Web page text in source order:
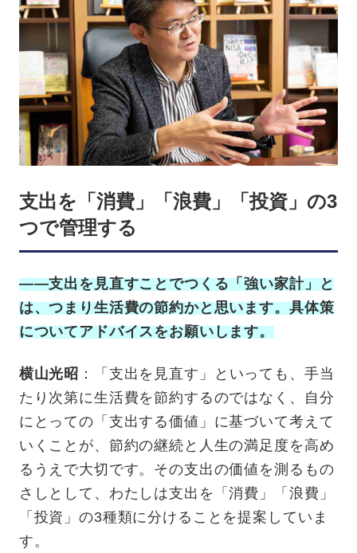
支出を「消費」「浪費」「投資」の3
つで管理する
——支出を見直すことでつくる「強い家計」と
は、つまり生活費の節約かと思います。具体策
についてアドバイスをお願いします。
横山光昭 ：「支出を見直す」といっても、手当
たり次第に生活費を節約するのではなく、自分
にとっての「支出する価値」に基づいて考えて
いくことが、節約の継続と人生の満足度を高め
るうえで大切です。その支出の価値を測るもの
さしとして、わたしは支出を「消費」「浪費」
「投資」の3種類に分けることを提案していま
す。